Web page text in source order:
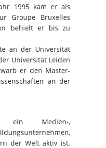
1995 kam er als
Groupe Bruxelles
behielt er bis zu
an der Universität
Universität Leiden
er den Master-
an der
ein Medien-,
der Welt aktiv ist.